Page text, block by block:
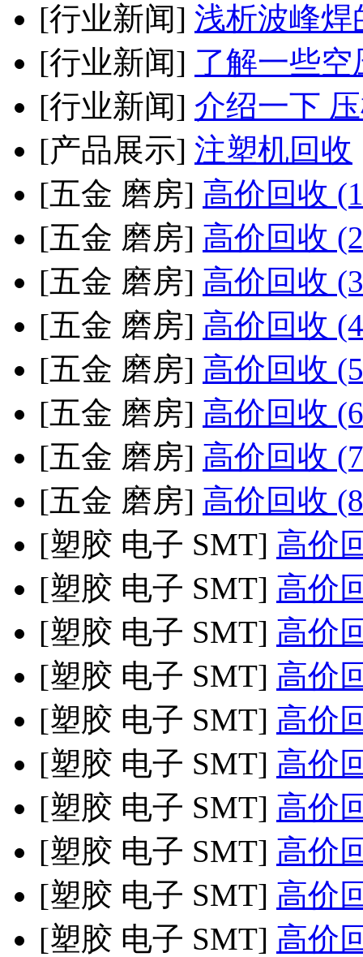
[行业新闻] 浅析波峰焊
[行业新闻] 了解一些
[行业新闻] 介绍一下
[产品展示] 注塑机回收
[五金 磨房] 高价回收
[五金 磨房] 高价回收
[五金 磨房] 高价回收
[五金 磨房] 高价回收
[五金 磨房] 高价回收
[五金 磨房] 高价回收
[五金 磨房] 高价回收
[五金 磨房] 高价回收
[塑胶 电子 SMT] 高价
[塑胶 电子 SMT] 高价
[塑胶 电子 SMT] 高价
[塑胶 电子 SMT] 高价
[塑胶 电子 SMT] 高价
[塑胶 电子 SMT] 高价
[塑胶 电子 SMT] 高价
[塑胶 电子 SMT] 高价
[塑胶 电子 SMT] 高价
[塑胶 电子 SMT] 高价